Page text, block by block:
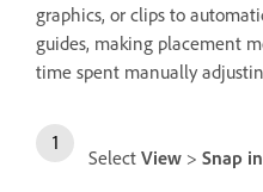
graphics, or clips to
guides, making placement
time spent manually
Select View > Snap